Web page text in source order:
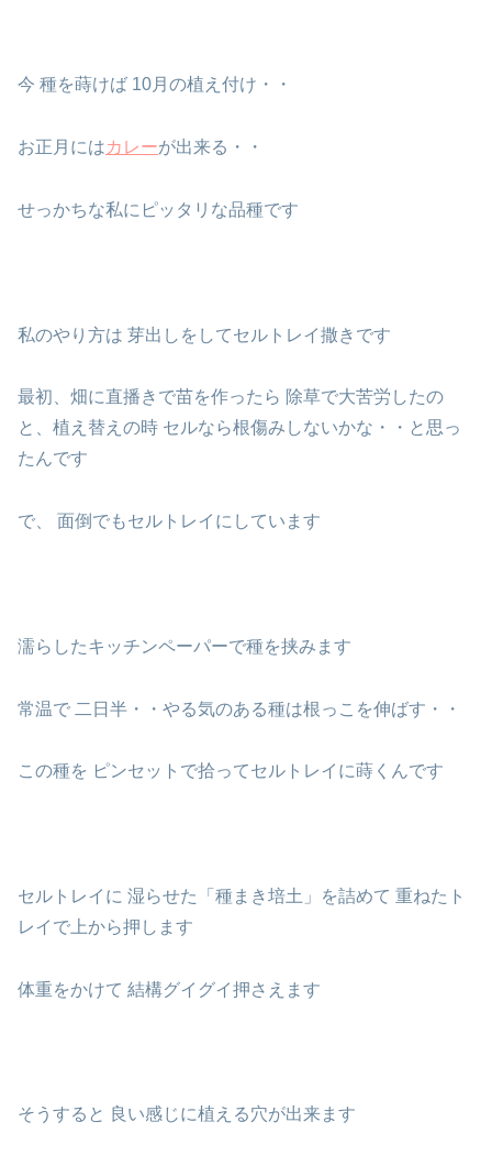
今 種を蒔けば 10月の植え付け・・
お正月にはカレーが出来る・・
せっかちな私にピッタリな品種です
私のやり方は 芽出しをしてセルトレイ撒きです
最初、畑に直播きで苗を作ったら 除草で大苦労したの
と、植え替えの時 セルなら根傷みしないかな・・と思っ
たんです
で、 面倒でもセルトレイにしています
濡らしたキッチンペーパーで種を挟みます
常温で 二日半・・やる気のある種は根っこを伸ばす・・
この種を ピンセットで拾ってセルトレイに蒔くんです
セルトレイに 湿らせた「種まき培土」を詰めて 重ねたト
レイで上から押します
体重をかけて 結構グイグイ押さえます
そうすると 良い感じに植える穴が出来ます